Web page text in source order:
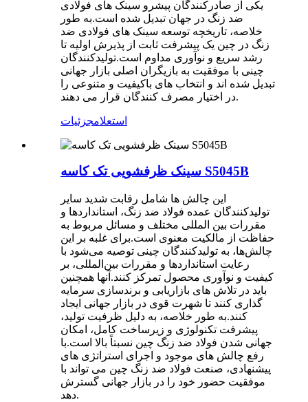
یکی از صادرکنندگان پیشرو سینک های فولادی
ضد زنگ در جهان تبدیل شده است.به طور
خلاصه، تاریخچه توسعه سینک های فولادی ضد
زنگ در چین یک پیشرفت ثابت از پذیرش اولیه تا
رشد سریع و نوآوری مداوم است.تولیدکنندگان
چینی با موفقیت به بازیگران اصلی بازار جهانی
تبدیل شده اند و انتخاب های باکیفیت و متنوعی را
در اختیار مصرف کنندگان قرار می دهند.
استعلامجزئیات
سینک ظرفشویی تک کاسه S5045B
این چالش ها شامل رقابت شدید سایر
تولیدکنندگان عمده فولاد ضد زنگ، استانداردها و
مقررات بین المللی مختلف و مسائل مربوط به
حفاظت از مالکیت معنوی است.برای غلبه بر این
چالش‌ها، به تولیدکنندگان چینی توصیه می‌شود با
رعایت استانداردها و مقررات بین‌المللی، بر
کیفیت و نوآوری محصول تمرکز کنند.آنها همچنین
باید در تلاش های بازاریابی و برندسازی سرمایه
گذاری کنند تا شهرت قوی در بازار جهانی ایجاد
کنند.به طور خلاصه، به دلیل ظرفیت تولید،
پیشرفت تکنولوژی و زیرساخت کامل، امکان
جهانی شدن فولاد ضد زنگ چین نسبتاً بالا است.با
رفع چالش های موجود و اجرای استراتژی های
پیشنهادی، صنعت فولاد ضد زنگ چین می تواند با
موفقیت حضور خود را در بازار جهانی گسترش
دهد.